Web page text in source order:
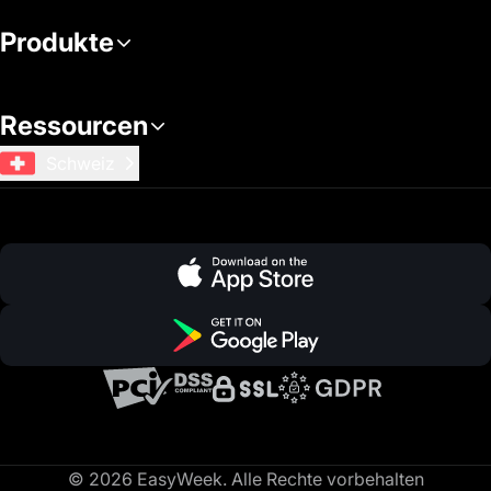
Produkte
Ressourcen
© 2026 EasyWeek. Alle Rechte vorbehalten